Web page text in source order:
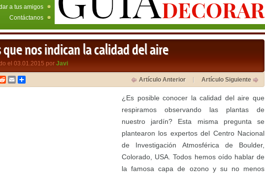
a tus amigos
Contáctanos
que nos indican la calidad del aire
el 03.01.2015 por Javi
RedditEmail Artículo Anterior Artículo Siguiente
¿Es posible conocer la calidad del aire que
respiramos observando las plantas de
nuestro jardín? Esta misma pregunta se
plantearon los expertos del Centro Nacional
de Investigación Atmosférica de Boulder,
Colorado, USA. Todos hemos oído hablar de
la famosa capa de ozono y su no menos